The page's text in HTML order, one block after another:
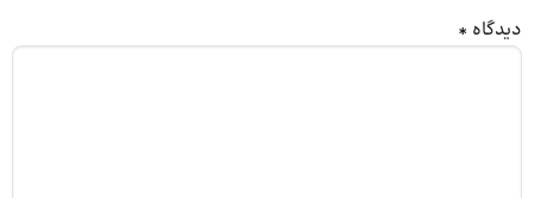
دیدگاه *